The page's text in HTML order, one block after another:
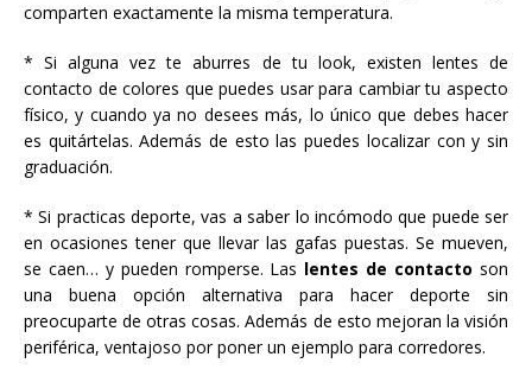
comparten exactamente la misma temperatura.
* Si alguna vez te aburres de tu look, existen lentes de
contacto de colores que puedes usar para cambiar tu aspecto
físico, y cuando ya no desees más, lo único que debes hacer
es quitártelas. Además de esto las puedes localizar con y sin
graduación.
* Si practicas deporte, vas a saber lo incómodo que puede ser
en ocasiones tener que llevar las gafas puestas. Se mueven,
se caen… y pueden romperse. Las lentes de contacto son
una buena opción alternativa para hacer deporte sin
preocuparte de otras cosas. Además de esto mejoran la visión
periférica, ventajoso por poner un ejemplo para corredores.